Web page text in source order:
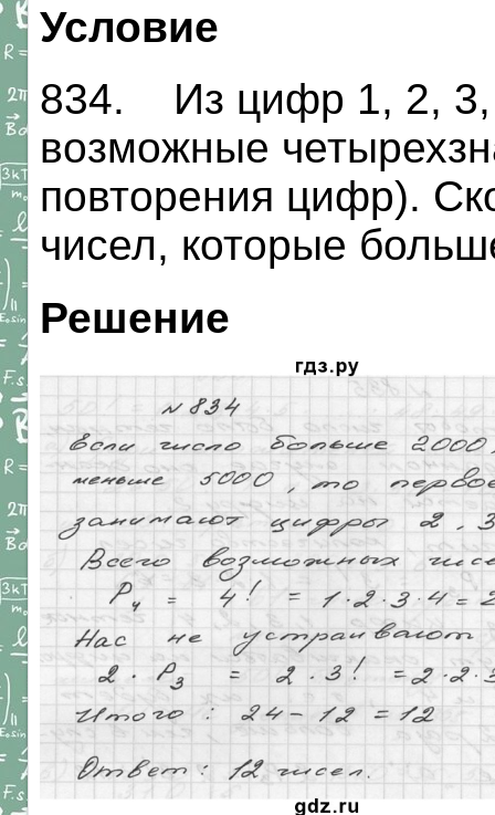
Условие
834. Из цифр 1, 2, 3,
возможные
повторения цифр).
чисел, которые
Решение